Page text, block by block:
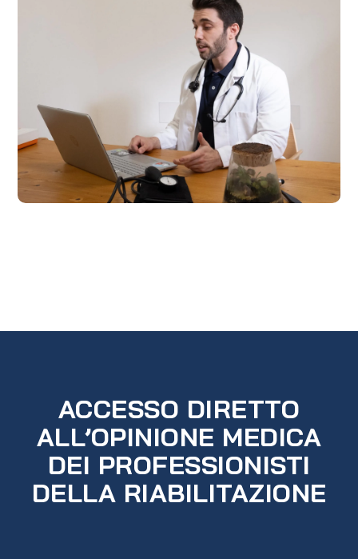
ACCESSO DIRETTO
ALL’OPINIONE MEDICA
DEI PROFESSIONISTI
DELLA RIABILITAZIONE